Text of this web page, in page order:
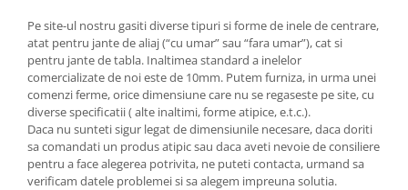
Pe site-ul nostru gasiti diverse tipuri si forme de inele de centrare,
atat pentru jante de aliaj (“cu umar” sau “fara umar”), cat si
pentru jante de tabla. Inaltimea standard a inelelor
comercializate de noi este de 10mm. Putem furniza, in urma unei
comenzi ferme, orice dimensiune care nu se regaseste pe site, cu
diverse specificatii ( alte inaltimi, forme atipice, e.t.c.).
Daca nu sunteti sigur legat de dimensiunile necesare, daca doriti
sa comandati un produs atipic sau daca aveti nevoie de consiliere
pentru a face alegerea potrivita, ne puteti contacta, urmand sa
verificam datele problemei si sa alegem impreuna solutia.